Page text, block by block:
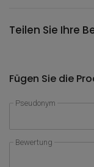
Teilen Sie Ihre
Fügen Sie die
Pseudonym
Bewertung